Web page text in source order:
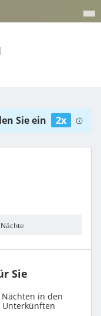
Sie ein 2x
Sie
in den
Unterkünften